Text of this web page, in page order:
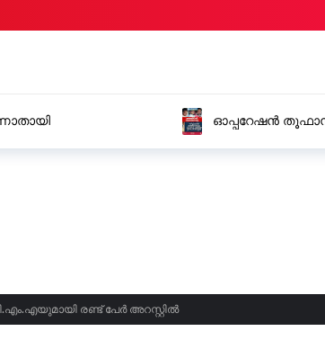
വേട്ട,സ്വിഫ്റ്റ് കാറിൽ കടത്തിയ 139
രണ്ട് പേർ അറസ്റ്റിൽ